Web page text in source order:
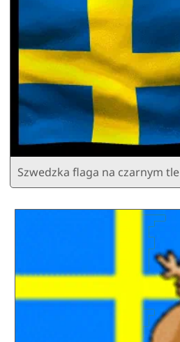
Szwedzka flaga na czarnym tle